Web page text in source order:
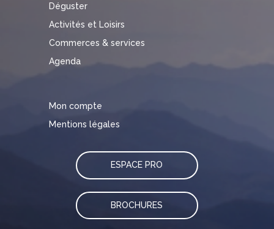
Déguster
Activités et Loisirs
Commerces & services
Agenda
Mon compte
Mentions légales
ESPACE PRO
BROCHURES